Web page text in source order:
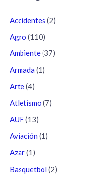
Accidentes (2)
Agro (110)
Ambiente(37)
Armada (1)
Arte(4)
Atletismo (7)
AUF(13)
Aviación (1)
Azar(1)
Basquetbol (2)